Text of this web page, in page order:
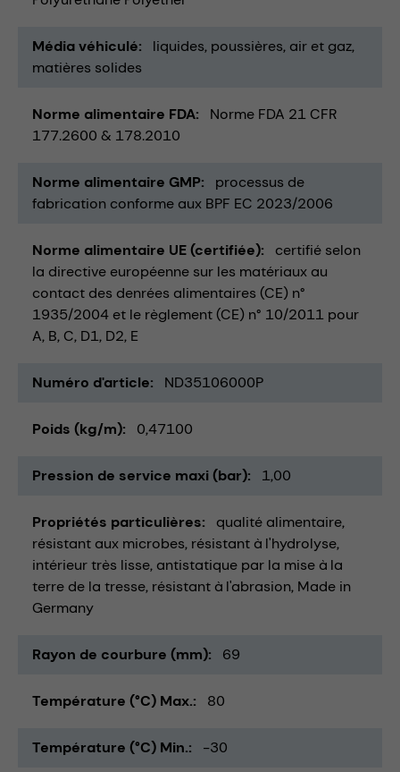
Média véhiculé liquides poussières air et gaz
matières solides
Norme alimentaire FDA
Norme FDA 21 CFR
177.2600 & 178.2010
Norme alimentaire GMP
processus de
fabrication conforme aux BPF EC 2023/2006
Norme alimentaire UE (certifiée)
certifié selon
la directive européenne sur les matériaux au
contact des denrées alimentaires (CE) n°
1935/2004 et le règlement (CE) n° 10/2011 pour
A, B, C, D1, D2, E
Numéro d'article ND35106000P
Poids (kg/m) 0,47100
Pression de service maxi (bar) 1,00
Propriétés particulières
qualité alimentaire
résistant aux microbes résistant à l'hydrolyse
intérieur très lisse antistatique par la mise à la
terre de la tresse résistant à l'abrasion Made in
Germany
Rayon de courbure (mm) 69
Température (°C) Max. 80
Température (°C) Min. -30